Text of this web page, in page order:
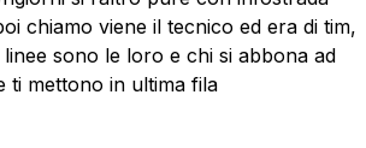
chiamo viene il tecnico ed era di tim,
sono le loro e chi si abbona ad
ti mettono in ultima fila